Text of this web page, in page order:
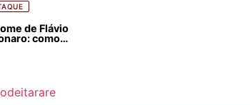
de Flávio
como